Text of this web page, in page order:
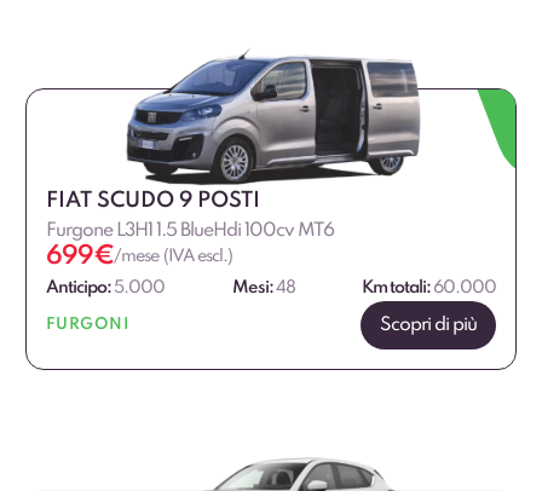
Fascia di prezzo
€
FIAT SCUDO 9 POSTI
Furgone L3H1 1.5 BlueHdi 100cv MT6
699€/mese (IVA escl.)
Anticipo:5.000 Mesi:48 Km totali: 60.000
FURGONI Scopri di più